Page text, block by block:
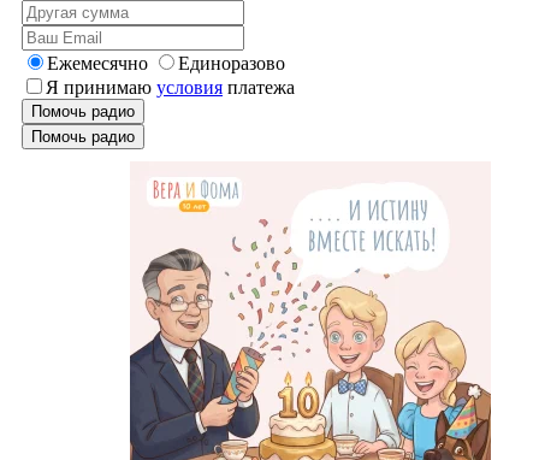
Ежемесячно
Единоразово
Я принимаю условия платежа
Помочь радио
Помочь радио